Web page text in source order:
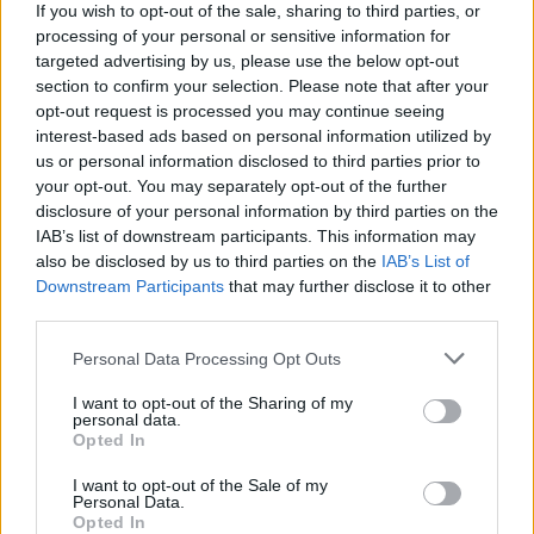
If you wish to opt-out of the sale, sharing to third parties, or
processing of your personal or sensitive information for
targeted advertising by us, please use the below opt-out
section to confirm your selection. Please note that after your
opt-out request is processed you may continue seeing
interest-based ads based on personal information utilized by
us or personal information disclosed to third parties prior to
your opt-out. You may separately opt-out of the further
disclosure of your personal information by third parties on the
IAB’s list of downstream participants. This information may
also be disclosed by us to third parties on the IAB’s List of
Downstream Participants that may further disclose it to other
Please note that this website/app uses one or more Google
not limited to your visit or usage behaviour. You may click to
grant or deny consent to Google and its third-party tags to
use your data for below specified purposes in below Google
consent section.
Personal Data Processing Opt Outs
I want to opt-out of the Sharing of my
personal data.
Opted In
I want to opt-out of the Sale of my
Personal Data.
Opted In
un’infrastruttura europea per l’intelligenza artificiale
può accelerare ricerca e innovazione, sostenere la
trasformazione digitale delle imprese e rafforzare la
sovranità tecnologica del continente. AION viene
quindi presentato come un punto di partenza per
federare competenze e investimenti, con
l’ambizione di trasformare la disponibilità di
capacità computazionalein un vantaggio
competitivo concreto per l’Europa.
Andrea Conforti
Andrea Conforti, 46enne torinese dal look
trasforma dati e clip in racconti social. Ricorda
quando annotò la rimonta al box stampa dello